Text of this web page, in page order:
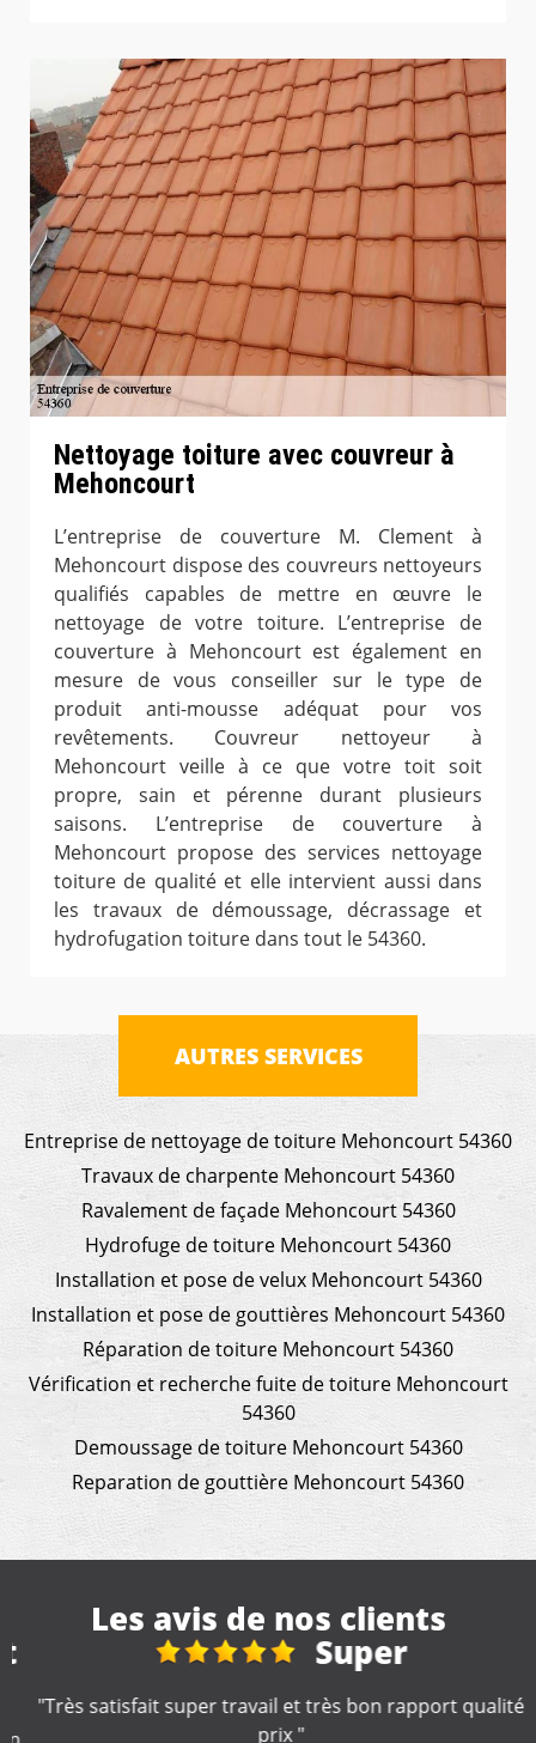
Nettoyage toiture avec couvreur à
Mehoncourt
L’entreprise de couverture M. Clement à
Mehoncourt dispose des couvreurs nettoyeurs
qualifiés capables de mettre en œuvre le
nettoyage de votre toiture. L’entreprise de
couverture à Mehoncourt est également en
mesure de vous conseiller sur le type de
produit anti-mousse adéquat pour vos
revêtements. Couvreur nettoyeur à
Mehoncourt veille à ce que votre toit soit
propre, sain et pérenne durant plusieurs
saisons. L’entreprise de couverture à
Mehoncourt propose des services nettoyage
toiture de qualité et elle intervient aussi dans
les travaux de démoussage, décrassage et
hydrofugation toiture dans tout le 54360.
AUTRES SERVICES
Entreprise de nettoyage de toiture Mehoncourt 54360
Travaux de charpente Mehoncourt 54360
Ravalement de façade Mehoncourt 54360
Hydrofuge de toiture Mehoncourt 54360
Installation et pose de velux Mehoncourt 54360
Installation et pose de gouttières Mehoncourt 54360
Réparation de toiture Mehoncourt 54360
Vérification et recherche fuite de toiture Mehoncourt
54360
Demoussage de toiture Mehoncourt 54360
Reparation de gouttière Mehoncourt 54360
Les avis de nos clients
Super
"Très satisfait super travail et très bon rapport qualité
prix "